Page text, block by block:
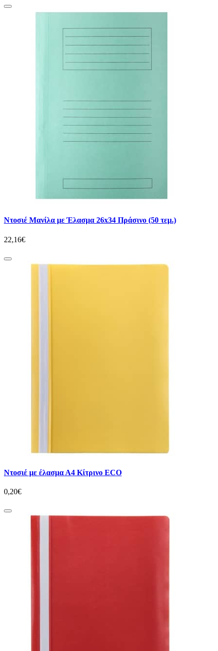
Ντοσιέ Μανίλα με Έλασμα 26x34 Πράσινο (50 τεμ.)
22,16€
Ντοσιέ με έλασμα Α4 Κίτρινο ECO
0,20€